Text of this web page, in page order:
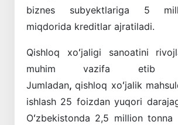
biznes subyektlariga 5
miqdorida kreditlar ajratiladi.
Qishloq xoʻjaligi sanoatini
muhim vazifa etib
Jumladan,qishloq xoʻjalik
ishlash 25 foizdan yuqori
Oʻzbekistonda 2,5 million tonna